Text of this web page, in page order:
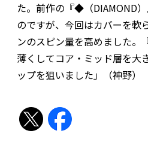
た。前作の『◆（DIAMOND
のですが、今回はカバーを軟
ンのスピン量を高めました。
薄くしてコア・ミッド層を大
ップを狙いました」（神野）